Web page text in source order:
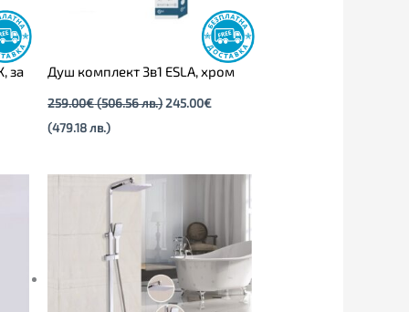
за
Душ комплект 3в1 ESLA, хром
259.00€(506.56 лв.)245.00€
(479.18 лв.)